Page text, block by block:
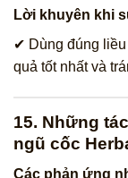
Lời khuyên khi
✔ Dùng đúng
quả tốt nhất và
15. Những
ngũ cốc
Các phản ứng